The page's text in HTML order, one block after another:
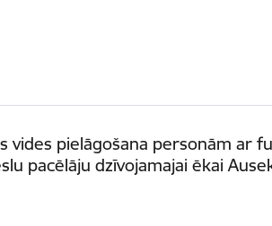
vides pielāgošana personām ar
pacēlāju dzīvojamajai ēkai